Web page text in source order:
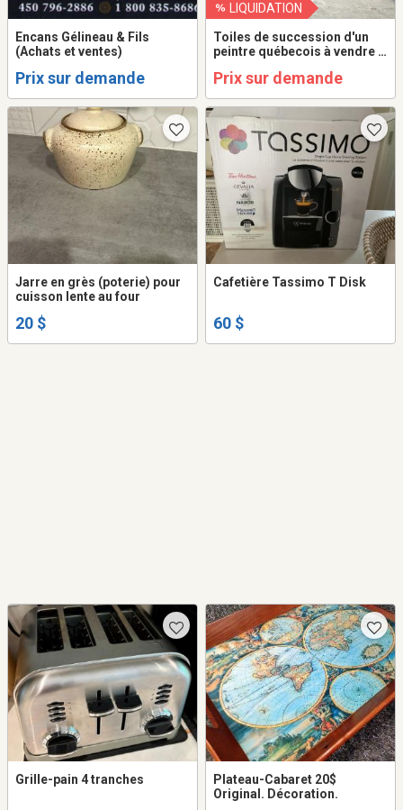
Encans Gélineau & Fils
(Achats et ventes)
Prix sur demande
LIQUIDATION
Toiles de succession d'un
peintre québecois à vendre à
Prix sur demande
Jarre en grès (poterie) pour
cuisson lente au four
20 $
Cafetière Tassimo T Disk
60 $
Grille-pain 4 tranches
Plateau-Cabaret 20$
Original. Décoration.